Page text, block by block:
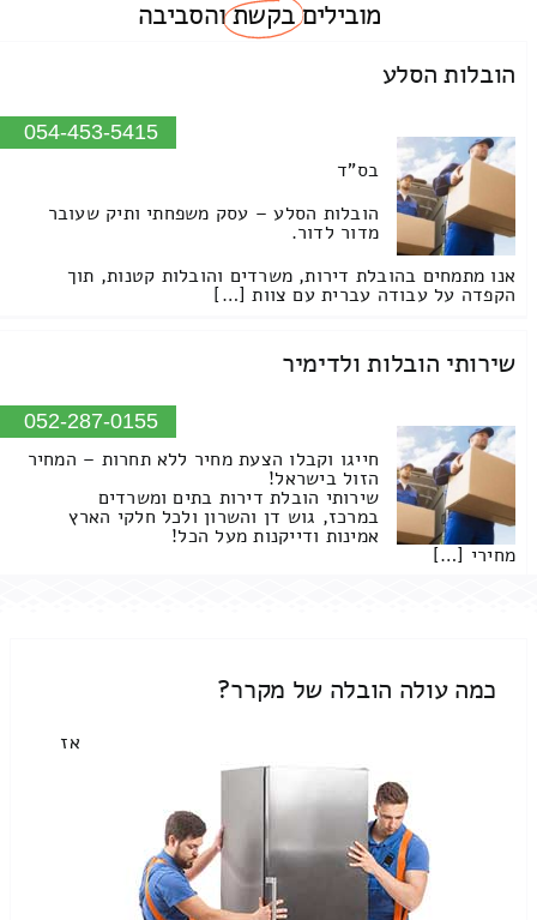
מוביליםבקשתוהסביבה
הובלות הסלע
054-453-5415
בס"ד
הובלות הסלע – עסק משפחתי ותיק שעובר
מדור לדור.
אנו מתמחים בהובלת דירות, משרדים והובלות קטנות, תוך
הקפדה על עבודה עברית עם צוות […]
שירותי הובלות ולדימיר
052-287-0155
חייגו וקבלו הצעת מחיר ללא תחרות – המחיר
הזול בישראל!
שירותי הובלת דירות בתים ומשרדים
במרכז, גוש דן והשרון ולכל חלקי הארץ
אמינות ודייקנות מעל הכל!
מחירי […]
כמה עולה הובלה של מקרר?
אז